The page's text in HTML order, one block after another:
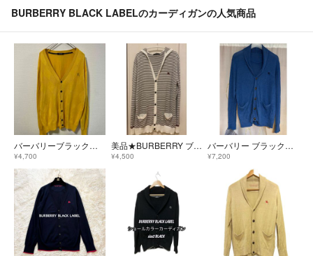
BURBERRY BLACK LABELのカーディガンの人気商品
バーバリーブラックレーベル⭐️カーディガン⭐️黄色⭐️
¥4,700
美品★BURBERRY ブラックレーベル 薄手カーディガン パーカー L
¥4,500
バーバリー ブラックレーベル ショールカラー リネン カーディガン ブルー系
¥7,200